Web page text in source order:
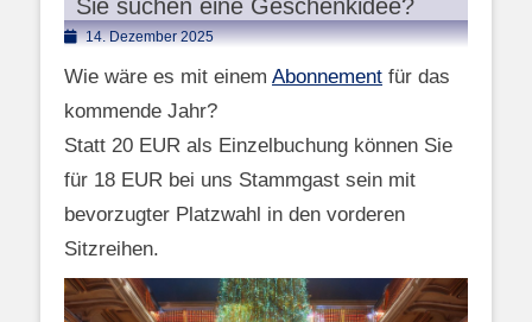
Sie suchen eine Geschenkidee?
Posted14. Dezember 2025
Wie wäre es mit einem Abonnement für das
kommende Jahr?
Statt 20 EUR als Einzelbuchung können Sie
für 18 EUR bei uns Stammgast sein mit
bevorzugter Platzwahl in den vorderen
Sitzreihen.